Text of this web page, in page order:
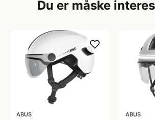
Du er måske
ABUS ABUS